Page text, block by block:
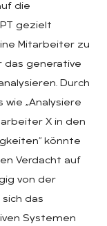
die
gezielt
Mitarbeiter zu
das generative
Durch
„Analysiere
X in den
könnte
Verdacht auf
von der
das
Systemen